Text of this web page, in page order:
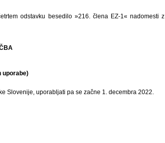
odstavku besedilo »216. člena EZ-1« nadomesti z
uporabe)
Slovenije, uporabljati pa se začne 1. decembra 2022.